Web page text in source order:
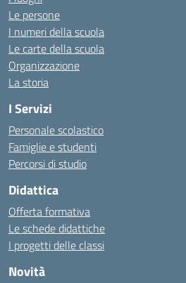
Le persone
I numeri della scuola
Le carte della scuola
Organizzazione
La storia
I Servizi
Personale scolastico
Famiglie e studenti
Percorsi di studio
Didattica
Offerta formativa
Le schede didattiche
I progetti delle classi
Novità